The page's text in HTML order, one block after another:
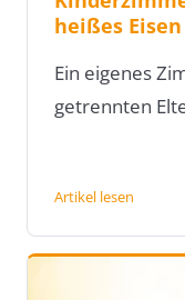
heißes Eisen
Ein eigenes
getrennten
Artikel lesen